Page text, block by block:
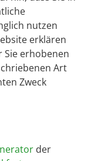
nutzen
erklären
Sie erhobenen
Art
Zweck
der